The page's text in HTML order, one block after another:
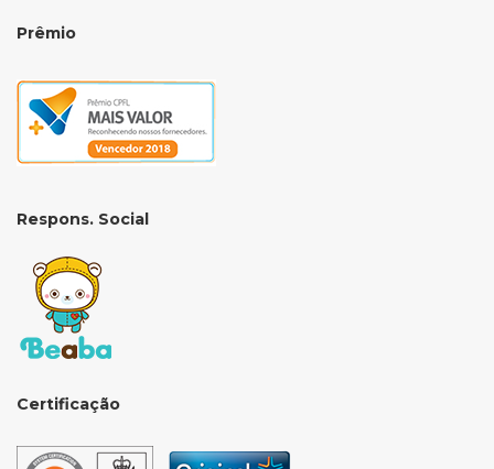
Prêmio
Respons. Social
Certificação